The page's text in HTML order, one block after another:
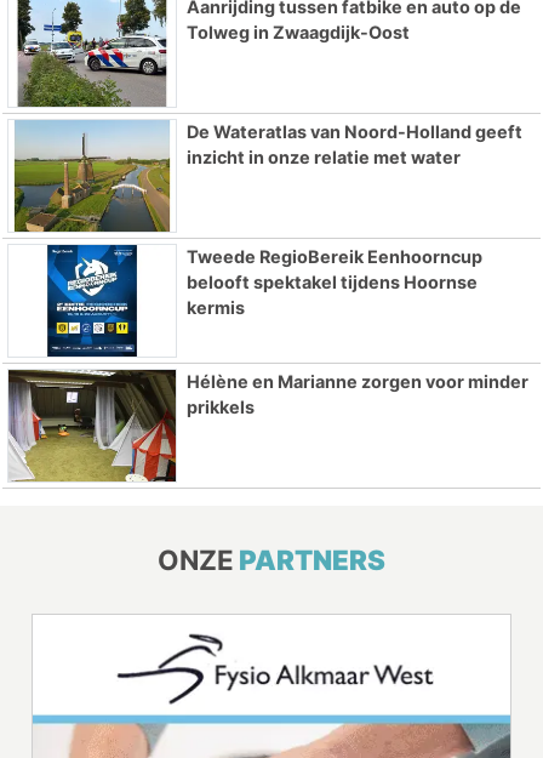
Aanrijding tussen fatbike en auto op de
Tolweg in Zwaagdijk-Oost
De Wateratlas van Noord-Holland geeft
inzicht in onze relatie met water
Tweede RegioBereik Eenhoorncup
belooft spektakel tijdens Hoornse
kermis
Hélène en Marianne zorgen voor minder
prikkels
ONZE PARTNERS